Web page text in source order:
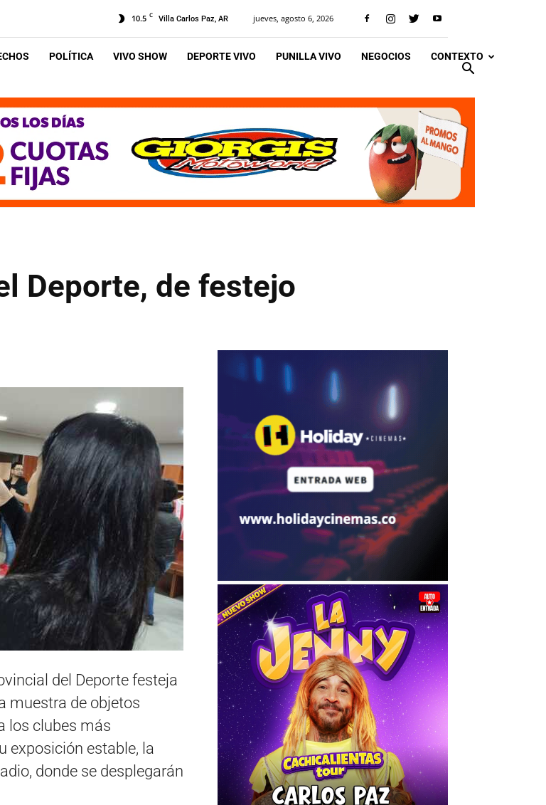
10.5 C Villa Carlos Paz, AR jueves, agosto 6, 2026
POLÍTICA VIVO SHOW DEPORTE VIVO PUNILLA VIVO NEGOCIOS CONTEXTO
Deporte, de festejo
del Deporte festeja
muestra de objetos
los clubes más
exposición estable, la
donde se desplegarán